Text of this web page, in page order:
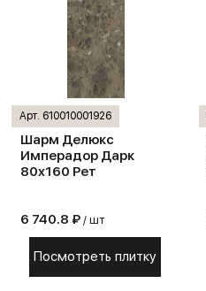
Арт. 610010001926
Шарм Делюкс
Имперадор Дарк
80х160 Рет
6 740.8 ₽ / шт
Посмотреть плитку